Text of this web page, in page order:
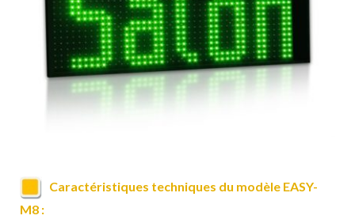
Caractéristiques techniques du modèle EASY-
M8 :